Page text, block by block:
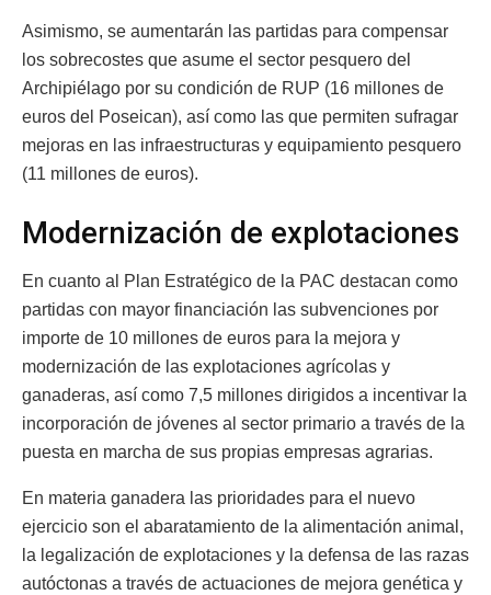
Asimismo, se aumentarán las partidas para compensar
los sobrecostes que asume el sector pesquero del
Archipiélago por su condición de RUP (16 millones de
euros del Poseican), así como las que permiten sufragar
mejoras en las infraestructuras y equipamiento pesquero
(11 millones de euros).
Modernización de explotaciones
En cuanto al Plan Estratégico de la PAC destacan como
partidas con mayor financiación las subvenciones por
importe de 10 millones de euros para la mejora y
modernización de las explotaciones agrícolas y
ganaderas, así como 7,5 millones dirigidos a incentivar la
incorporación de jóvenes al sector primario a través de la
puesta en marcha de sus propias empresas agrarias.
En materia ganadera las prioridades para el nuevo
ejercicio son el abaratamiento de la alimentación animal,
la legalización de explotaciones y la defensa de las razas
autóctonas a través de actuaciones de mejora genética y